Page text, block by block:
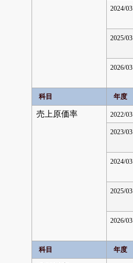
2024/03
2025/03
2026/03
科目 年度
売上原価率 2022/03
2023/03
2024/03
2025/03
2026/03
科目 年度